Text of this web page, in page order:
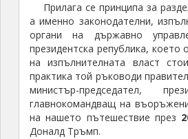
Прилага се принципа за
а именно законодателни,
органи на държавно
президентска република, което
на изпълнителната власт
практика той ръководи
министър-председател,
главнокомандващ на
на нашето пътешествие през
Доналд Тръмп.